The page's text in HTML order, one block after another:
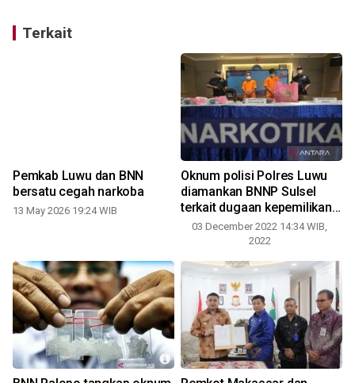
Terkait
Pemkab Luwu dan BNN
bersatu cegah narkoba
13 May 2026 19:24 WIB
Oknum polisi Polres Luwu
diamankan BNNP Sulsel
terkait dugaan kepemilikan
narkoba
03 December 2022 14:34 WIB,
2022